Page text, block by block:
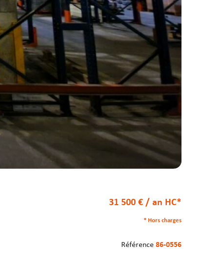
31 500 € / an HC*
* Hors charges
Référence 86-0556